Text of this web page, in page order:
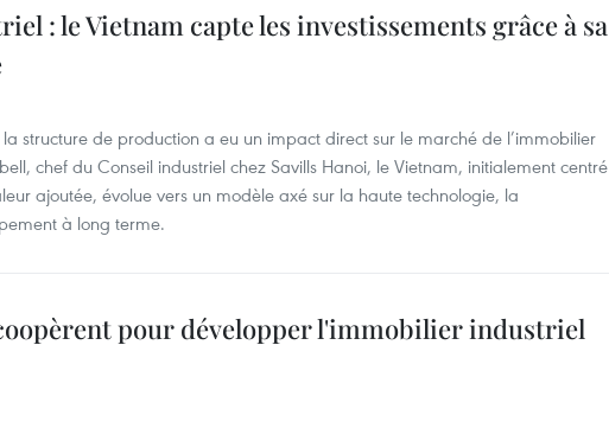
: le Vietnam capte les investissements grâce à sa
structure de production a eu un impact direct sur le marché de l’immobilier
chef du Conseil industriel chez Savills Hanoi, le Vietnam, initialement centré
ajoutée, évolue vers un modèle axé sur la haute technologie, la
à long terme.
pour développer l'immobilier industriel